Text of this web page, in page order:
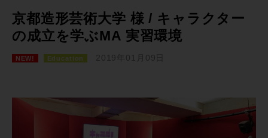
京都造形芸術大学 様 / キャラクター
の成立を学ぶMA 実習環境
NEW! Education 2019年01月09日